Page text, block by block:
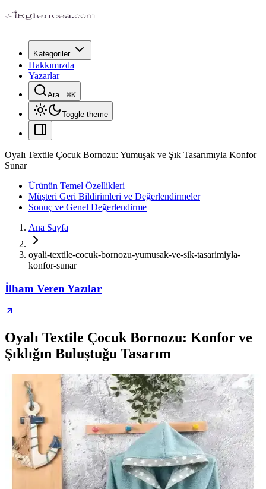
Kategoriler
Hakkımızda
Yazarlar
Ara...⌘K
Toggle theme
Oyalı Textile Çocuk Bornozu: Yumuşak ve Şık Tasarımıyla Konfor
Sunar
Ürünün Temel Özellikleri
Müşteri Geri Bildirimleri ve Değerlendirmeler
Sonuç ve Genel Değerlendirme
Ana Sayfa
oyali-textile-cocuk-bornozu-yumusak-ve-sik-tasarimiyla-
konfor-sunar
İlham Veren Yazılar
Oyalı Textile Çocuk Bornozu: Konfor ve
Şıklığın Buluştuğu Tasarım